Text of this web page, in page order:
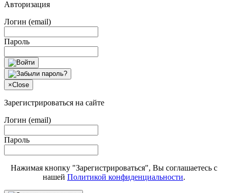
Авторизация
Логин (email)
Пароль
×Close
Зарегистрироваться на сайте
Логин (email)
Пароль
Нажимая кнопку "Зарегистрироваться", Вы соглашаетесь с
нашей Политикой конфиденциальности.